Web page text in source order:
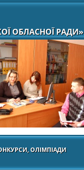
ОБЛАСНОЇ РАДИ»
ОЛІМПІАДИ